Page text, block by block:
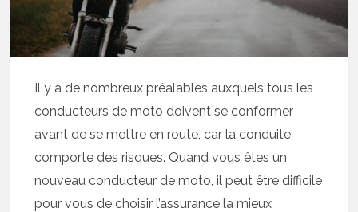
Il y a de nombreux préalables auxquels tous les
conducteurs de moto doivent se conformer
avant de se mettre en route, car la conduite
comporte des risques. Quand vous êtes un
nouveau conducteur de moto, il peut être difficile
pour vous de choisir l’assurance la mieux